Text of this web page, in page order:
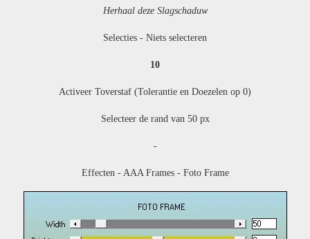
Herhaal deze Slagschaduw
Selecties - Niets selecteren
10
Activeer Toverstaf (Tolerantie en Doezelen op 0)
Selecteer de rand van 50 px
-
Effecten - AAA Frames - Foto Frame